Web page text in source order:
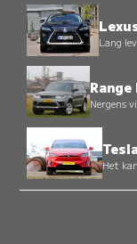
Lang
Nergens
Het